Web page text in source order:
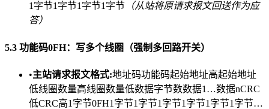
1字节1字节1字节1字节 （从站将原请求报文回送作为应
答）
​5.3 功能码0FH：写多个线圈（强制多回路开关）​
•​​主站请求报文格式:​​地址码功能码起始地址高起始地址
低线圈数量高线圈数量低数据字节数数据1…数据nCRC
低CRC高1字节0FH1字节1字节1字节1字节1字节1字节…